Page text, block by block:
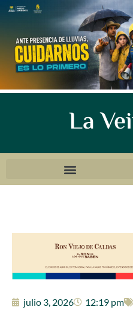
La
julio 3, 2026 12:19 pm